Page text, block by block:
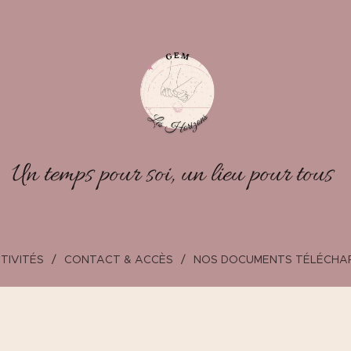
Un temps pour soi, un lieu pour tous
CONTACT & ACCÈS NOS DOCUMENTS